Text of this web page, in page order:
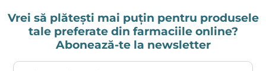
Vrei să plătești mai puțin pentru produsele
tale preferate din farmaciile online?
Abonează-te la newsletter
Adresa ta de email